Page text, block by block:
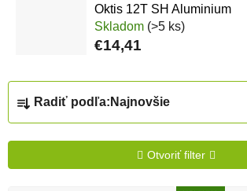
Oktis 12T SH Aluminium
Skladom (>5 ks)
€14,41
Radenie produktov
Radiť podľa: Najnovšie
Otvoriť filter